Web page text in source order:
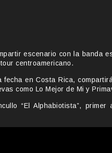
escenario con la banda
centroamericano.
en Costa Rica,
como Lo Mejor de Mi y
“El Alphabiotista”,